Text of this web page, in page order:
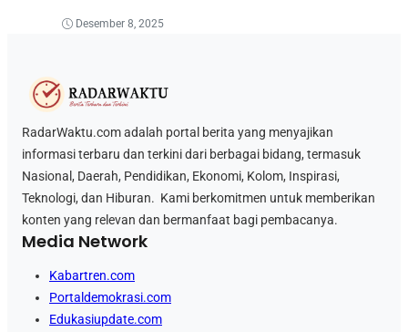
Desember 8, 2025
RadarWaktu.com adalah portal berita yang menyajikan
informasi terbaru dan terkini dari berbagai bidang, termasuk
Nasional, Daerah, Pendidikan, Ekonomi, Kolom, Inspirasi,
Teknologi, dan Hiburan. Kami berkomitmen untuk memberikan
konten yang relevan dan bermanfaat bagi pembacanya.
Media Network
Kabartren.com
Portaldemokrasi.com
Edukasiupdate.com